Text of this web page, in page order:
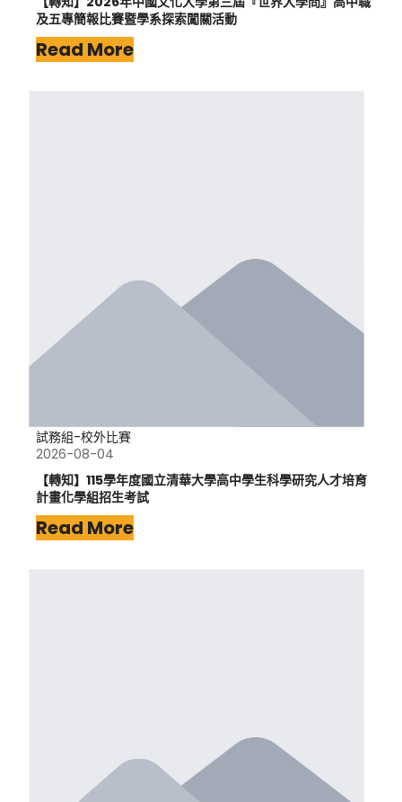
及五專簡報比賽暨學系探索闖關活動
Read More
試務組-校外比賽
2026-08-04
【轉知】115學年度國立清華大學高中學生科學研究人才培育
計畫化學組招生考試
Read More